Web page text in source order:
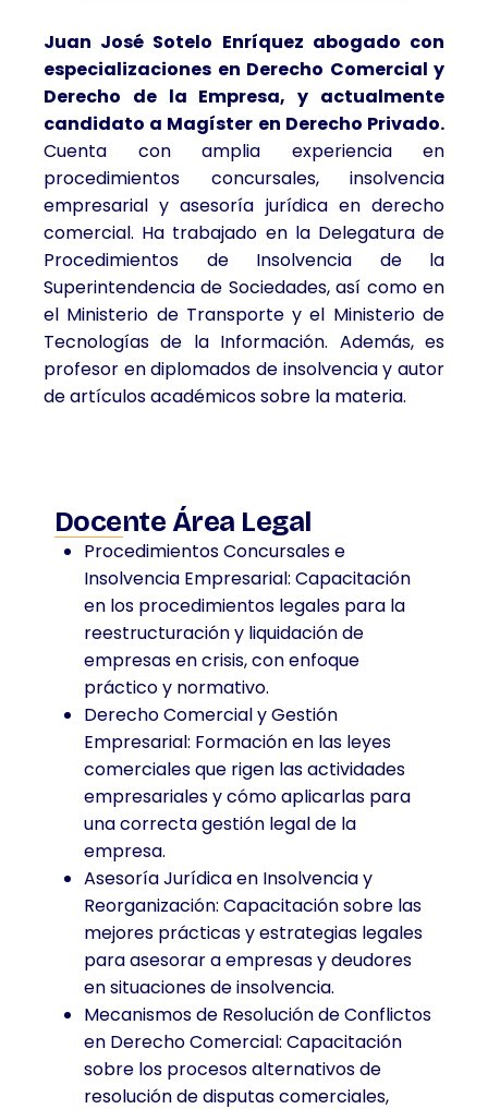
Juan José Sotelo Enríquez abogado con
especializaciones en Derecho Comercial y
Derecho de la Empresa, y actualmente
candidato a Magíster en Derecho Privado.
Cuenta con amplia experiencia en
procedimientos concursales, insolvencia
empresarial y asesoría jurídica en derecho
comercial. Ha trabajado en la Delegatura de
Procedimientos de Insolvencia de la
Superintendencia de Sociedades, así como en
el Ministerio de Transporte y el Ministerio de
Tecnologías de la Información. Además, es
profesor en diplomados de insolvencia y autor
de artículos académicos sobre la materia.
Docente Área Legal
Procedimientos Concursales e
Insolvencia Empresarial: Capacitación
en los procedimientos legales para la
reestructuración y liquidación de
empresas en crisis, con enfoque
práctico y normativo.
Derecho Comercial y Gestión
Empresarial: Formación en las leyes
comerciales que rigen las actividades
empresariales y cómo aplicarlas para
una correcta gestión legal de la
empresa.
Asesoría Jurídica en Insolvencia y
Reorganización: Capacitación sobre las
mejores prácticas y estrategias legales
para asesorar a empresas y deudores
en situaciones de insolvencia.
Mecanismos de Resolución de Conflictos
en Derecho Comercial: Capacitación
sobre los procesos alternativos de
resolución de disputas comerciales,